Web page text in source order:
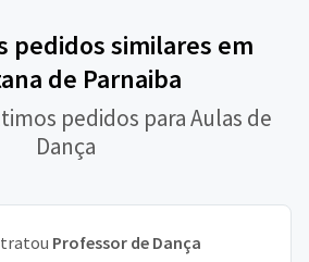
pedidos similares em
de Parnaiba
pedidos para Aulas de
Dança
Professor de Dança